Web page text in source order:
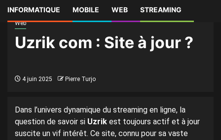
INFORMATIQUE MOBILE WEB STREAMING
Web
Uzrik com : Site à jour ?
4 juin 2025 Pierre Turjo
Dans l’univers dynamique du streaming en ligne, la
question de savoir si Uzrik est toujours actif et à jour
suscite un vif intérêt. Ce site, connu pour sa vaste